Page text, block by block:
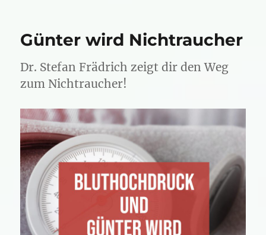
Günter wird Nichtraucher
Dr. Stefan Frädrich zeigt dir den Weg
zum Nichtraucher!